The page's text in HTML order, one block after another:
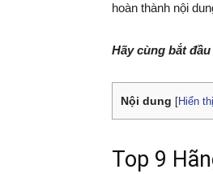
hoàn thành nội
Hãy cùng bắt
Nội dung [Hiển thị
Top 9